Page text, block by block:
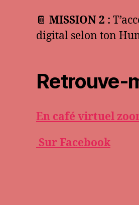
📔 MISSION 2 :
digital selon ton
Retrouve-
En café virtuel
Sur Facebook